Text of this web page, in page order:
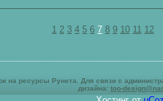
1 2 3 4 5 6 7 8 9 10 11 12
на ресурсы Рунета. Для связи с
дизайна: too-